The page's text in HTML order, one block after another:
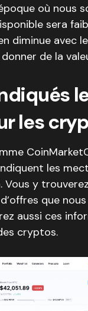
où nous
sera
diminue avec
de la
les
les
Vous y
que
aussi ces
cryptos.